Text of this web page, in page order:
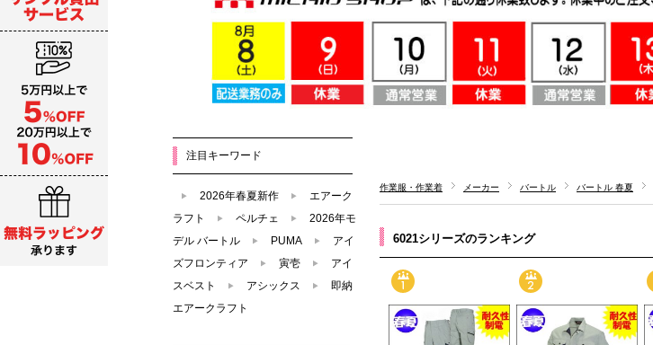
作業服・作業着 メーカー バートル バートル 春夏
6021シリーズのランキング
注目キーワード
2026年春夏新作
エアーク
ラフト
ペルチェ
2026年モ
デル バートル
PUMA
アイ
ズフロンティア
寅壱
アイ
スベスト
アシックス
即納
エアークラフト